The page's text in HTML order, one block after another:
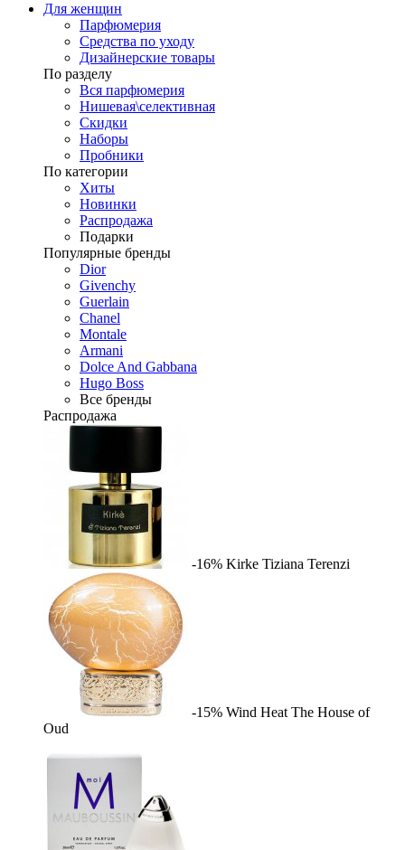
Для женщин
Парфюмерия
Средства по уходу
Дизайнерские товары
По разделу
Вся парфюмерия
Нишевая\селективная
Скидки
Наборы
Пробники
По категории
Хиты
Новинки
Распродажа
Подарки
Популярные бренды
Dior
Givenchy
Guerlain
Chanel
Montale
Armani
Dolce And Gabbana
Hugo Boss
Все бренды
Распродажа
-16% Kirke Tiziana Terenzi
-15% Wind Heat The House of
Oud